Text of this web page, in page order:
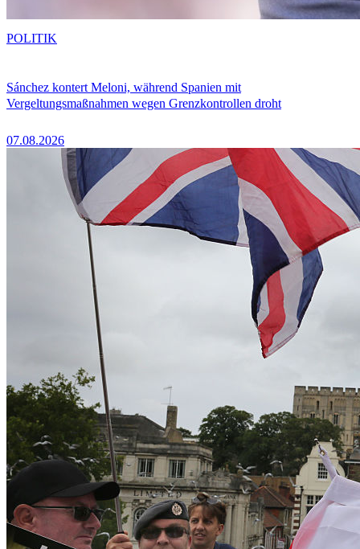
Sánchez kontert Meloni, während Spanien mit
Vergeltungsmaßnahmen wegen Grenzkontrollen droht
07.08.2026
POLITIK